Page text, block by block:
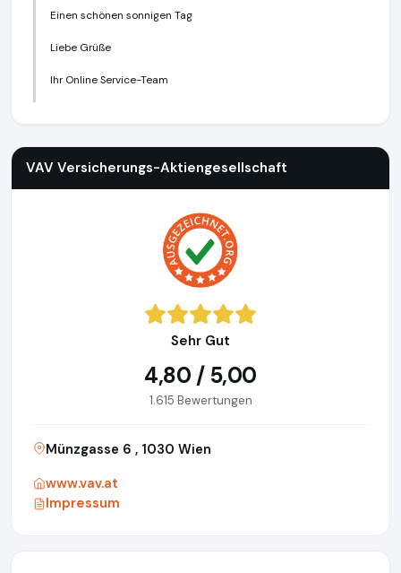
Einen schönen sonnigen Tag
Liebe Grüße
Ihr Online Service-Team
VAV Versicherungs-Aktiengesellschaft
Sehr Gut
4,80 / 5,00
1.615 Bewertungen
Münzgasse 6 , 1030 Wien
www.vav.at
Impressum